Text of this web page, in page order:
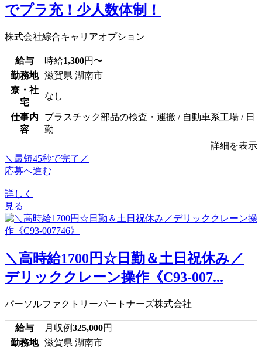
でプラ充！少人数体制！
株式会社綜合キャリアオプション
給与 時給1,300円〜
勤務地
滋賀県 湖南市
寮・社
宅
なし
仕事内
容
プラスチック部品の検査・運搬 / 自動車系工場 / 日
勤
詳細を表示
＼最短45秒で完了／
応募へ進む
詳しく
見る
＼高時給1700円☆日勤＆土日祝休み／
デリッククレーン操作《C93-007...
パーソルファクトリーパートナーズ株式会社
給与 月収例325,000円
勤務地
滋賀県 湖南市